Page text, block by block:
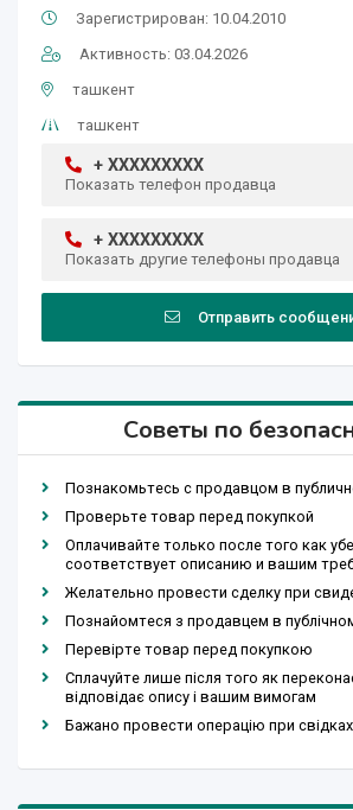
Зарегистрирован: 10.04.2010
Активность: 03.04.2026
ташкент
ташкент
+ XXXXXXXXX
Показать телефон продавца
+ XXXXXXXXX
Показать другие телефоны продавца
Отправить
Советы по
Познакомьтесь с продавцом в
Проверьте товар перед покупкой
Оплачивайте только после того как
соответствует описанию и вашим
Желательно провести сделку при
Познайомтеся з продавцем в
Перевірте товар перед покупкою
Сплачуйте лише після того як
відповідає опису і вашим вимогам
Бажано провести операцію при свідках